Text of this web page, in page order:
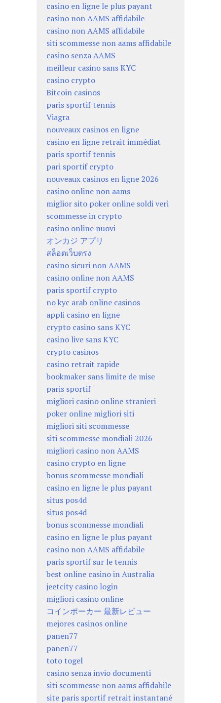
casino en ligne le plus payant
casino non AAMS affidabile
casino non AAMS affidabile
siti scommesse non aams affidabile
casino senza AAMS
meilleur casino sans KYC
casino crypto
Bitcoin casinos
paris sportif tennis
Viagra
nouveaux casinos en ligne
casino en ligne retrait immédiat
paris sportif tennis
pari sportif crypto
nouveaux casinos en ligne 2026
casino online non aams
miglior sito poker online soldi veri
scommesse in crypto
casino online nuovi
オンカジ アプリ
สล็อตเว็บตรง
casino sicuri non AAMS
casino online non AAMS
paris sportif crypto
no kyc arab online casinos
appli casino en ligne
crypto casino sans KYC
casino live sans KYC
crypto casinos
casino retrait rapide
bookmaker sans limite de mise
paris sportif
migliori casino online stranieri
poker online migliori siti
migliori siti scommesse
siti scommesse mondiali 2026
migliori casino non AAMS
casino crypto en ligne
bonus scommesse mondiali
casino en ligne le plus payant
situs pos4d
situs pos4d
bonus scommesse mondiali
casino en ligne le plus payant
casino non AAMS affidabile
paris sportif sur le tennis
best online casino in Australia
jeetcity casino login
migliori casino online
コインポーカー 最新レビュー
mejores casinos online
panen77
panen77
toto togel
casino senza invio documenti
siti scommesse non aams affidabile
site paris sportif retrait instantané